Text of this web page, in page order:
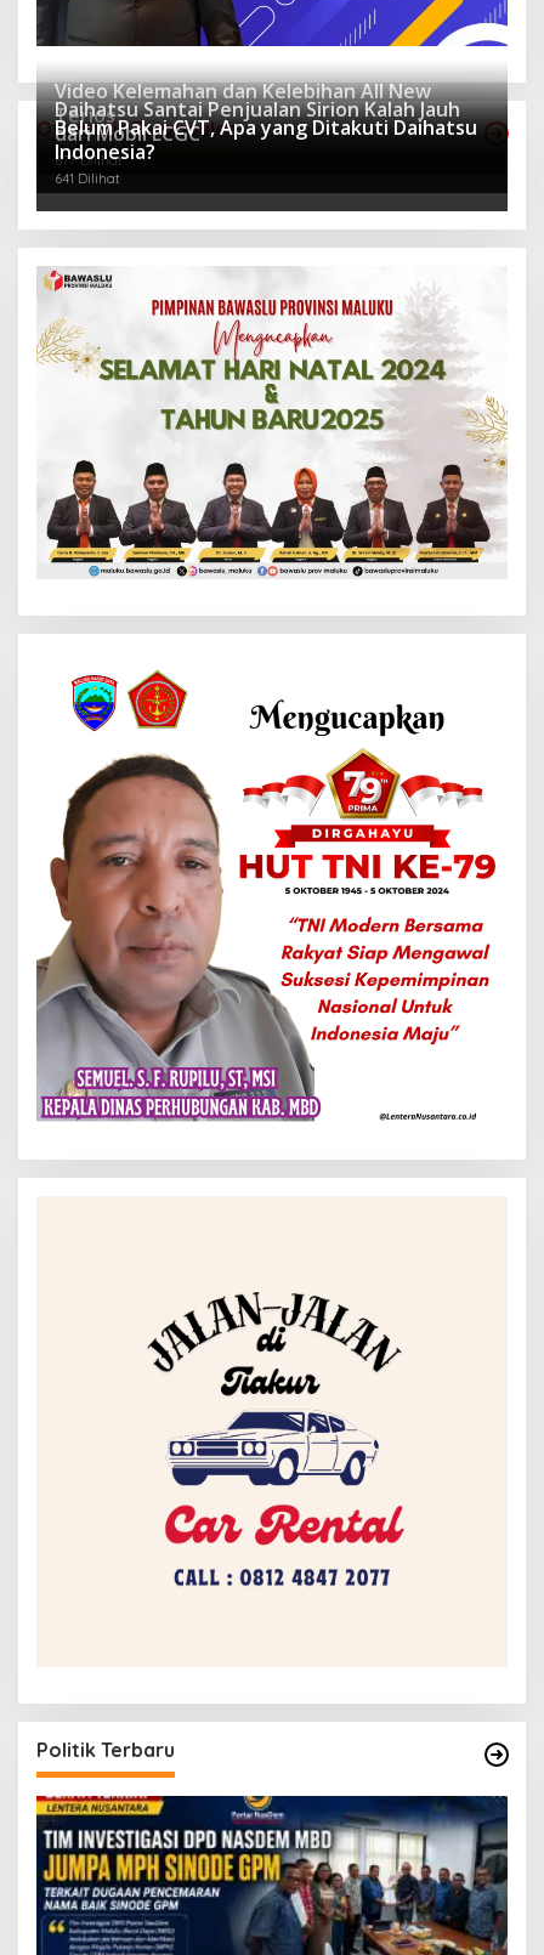
Otomotif Terpopuler
Video Kelemahan dan Kelebihan All New
Terios
940 Dilihat
Daihatsu Santai Penjualan Sirion Kalah Jauh
dari Mobil LCGC
677 Dilihat
Belum Pakai CVT, Apa yang Ditakuti Daihatsu
Indonesia?
641 Dilihat
Politik Terbaru